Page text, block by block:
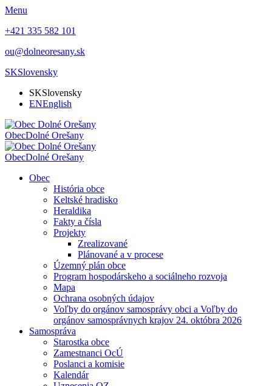
Menu
+421 335 582 101
ou@dolneoresany.sk
SKSlovensky
SKSlovensky
ENEnglish
ObecDolné Orešany
ObecDolné Orešany
Obec
História obce
Keltské hradisko
Heraldika
Fakty a čísla
Projekty
Zrealizované
Plánované a v procese
Územný plán obce
Program hospodárskeho a sociálneho rozvoja
Mapa
Ochrana osobných údajov
Voľby do orgánov samosprávy obci a Voľby do
orgánov samosprávnych krajov 24. októbra 2026
Samospráva
Starostka obce
Zamestnanci OcÚ
Poslanci a komisie
Kalendár